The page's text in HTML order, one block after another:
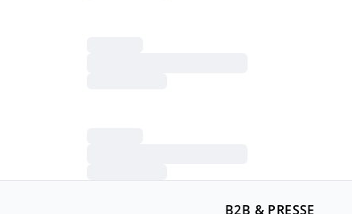
B2B & PRESSE